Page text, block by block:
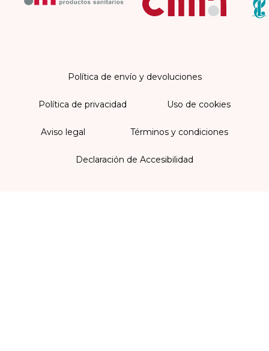
Política de envío y devoluciones
Política de privacidad Uso de cookies
Aviso legal Términos y condiciones
Declaración de Accesibilidad